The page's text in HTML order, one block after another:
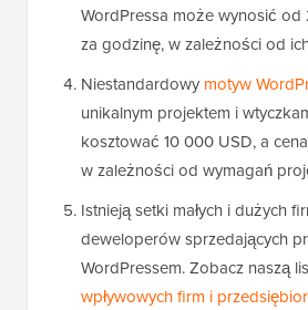
WordPressa może wynosić
za godzinę, w zależności od
Niestandardowy motyw
unikalnym projektem i
kosztować 10 000 USD, a
w zależności od wymagań
Istnieją setki małych i dużych
deweloperów sprzedających
WordPressem. Zobacz naszą
wpływowych firm i